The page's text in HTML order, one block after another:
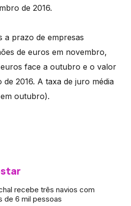
de 2016.
a prazo de empresas
de euros em novembro,
euros face a outubro e o valor
de 2016. A taxa de juro média
outubro).
recebe três navios com
de 6 mil pessoas